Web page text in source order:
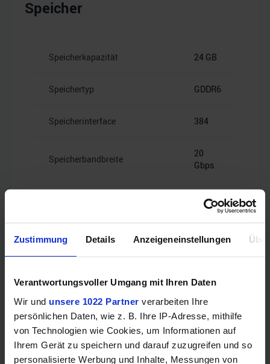
Zustimmung Details Anzeigeneinstellungen
Verantwortungsvoller Umgang mit Ihren Daten
Wir und unsere 1022 Partner verarbeiten Ihre
persönlichen Daten, wie z. B. Ihre IP-Adresse, mithilfe
von Technologien wie Cookies, um Informationen auf
Ihrem Gerät zu speichern und darauf zuzugreifen und so
personalisierte Werbung und Inhalte, Messungen von
Speicher
Speicherkapazität 24 GB
Speichertyp GDDR6
Speicherinterface 384
Speicherbandbreite
20
Gbps
Videoanschlüsse
HDMI
2.1
DisplayPort
DisplayPort